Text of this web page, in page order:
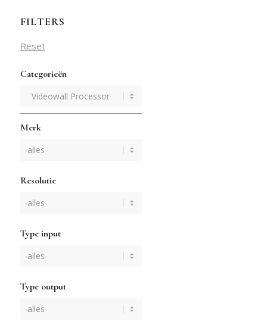
FILTERS
Reset
Categorieën
Merk
Resolutie
Type input
Type output